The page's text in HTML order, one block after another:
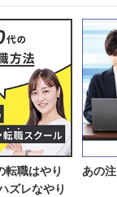
人間って自分の
人やハンサムな
越したことはない
本人の観賞用よ
「だからどち
転職はやり
ズレなやり
あの